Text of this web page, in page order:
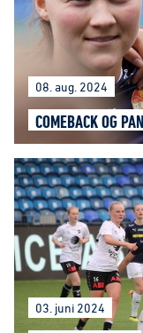
08. aug. 2024
COMEBACK OG
03. juni 2024